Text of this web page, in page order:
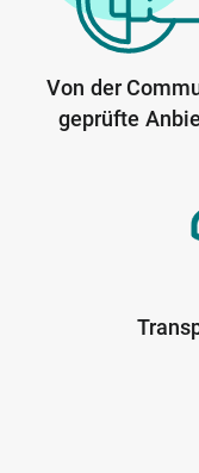
Von der
geprüfte